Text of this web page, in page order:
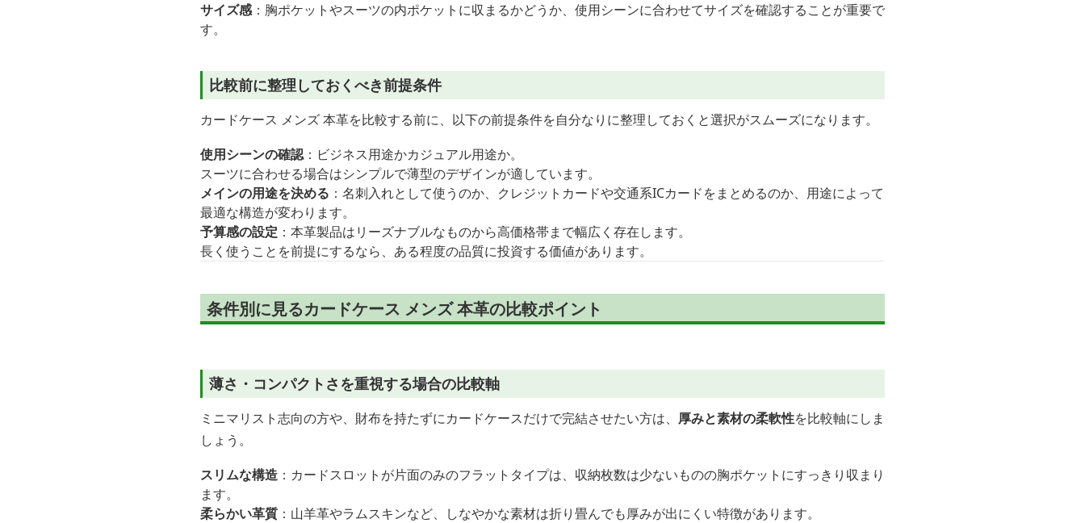
サイズ感：胸ポケットやスーツの内ポケットに収まるかどうか、使用シーンに合わせてサイズを確認することが重要で
す。
比較前に整理しておくべき前提条件
カードケース メンズ 本革を比較する前に、以下の前提条件を自分なりに整理しておくと選択がスムーズになります。
使用シーンの確認：ビジネス用途かカジュアル用途か。
スーツに合わせる場合はシンプルで薄型のデザインが適しています。
メインの用途を決める ：名刺入れとして使うのか、クレジットカードや交通系ICカードをまとめるのか、用途によって
最適な構造が変わります。
予算感の設定 ：本革製品はリーズナブルなものから高価格帯まで幅広く存在します。
長く使うことを前提にするなら、ある程度の品質に投資する価値があります。
条件別に見るカードケース メンズ 本革の比較ポイント
薄さ・コンパクトさを重視する場合の比較軸
ミニマリスト志向の方や、財布を持たずにカードケースだけで完結させたい方は、 厚みと素材の柔軟性を比較軸にしま
しょう。
スリムな構造 ：カードスロットが片面のみのフラットタイプは、収納枚数は少ないものの胸ポケットにすっきり収まり
ます。
柔らかい革質 ：山羊革やラムスキンなど、しなやかな素材は折り畳んでも厚みが出にくい特徴があります。